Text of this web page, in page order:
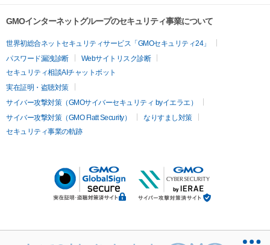
GMOインターネットグループのセキュリティ事業について
世界初総合ネットセキュリティサービス「GMOセキュリティ24」
パスワード漏洩診断
Webサイトリスク診断
セキュリティ相談AIチャットボット
実在証明・盗聴対策
サイバー攻撃対策（GMOサイバーセキュリティ byイエラエ）
サイバー攻撃対策（GMO Flatt Security）
なりすまし対策
セキュリティ事業の軌跡